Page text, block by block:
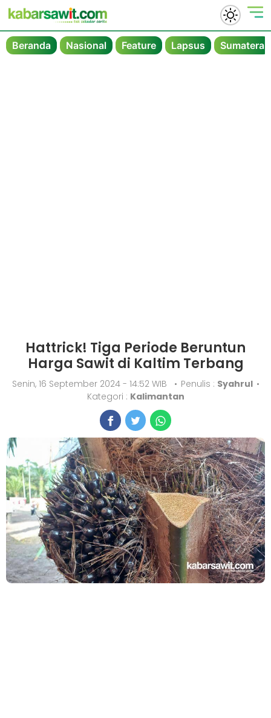
Beranda Nasional Feature Lapsus Sumatera
Hattrick! Tiga Periode Beruntun
Harga Sawit di Kaltim Terbang
Senin, 16 September 2024 - 14:52 WIB • Penulis : Syahrul •
Kategori : Kalimantan